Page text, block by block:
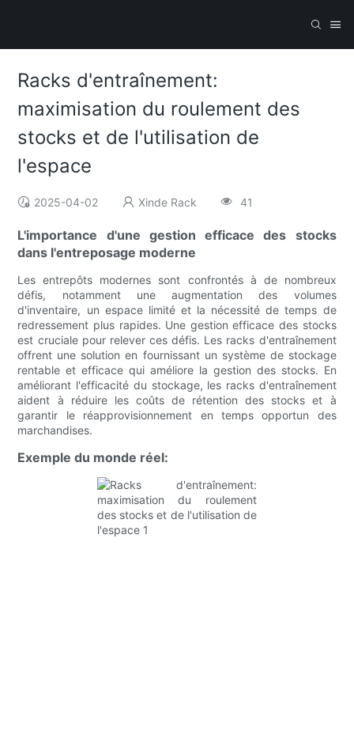
Racks d'entraînement:
maximisation du roulement des
stocks et de l'utilisation de
l'espace
2025-04-02 Xinde Rack 41
L'importance d'une gestion efficace des stocks
dans l'entreposage moderne
Les entrepôts modernes sont confrontés à de nombreux
défis, notamment une augmentation des volumes
d'inventaire, un espace limité et la nécessité de temps de
redressement plus rapides. Une gestion efficace des stocks
est cruciale pour relever ces défis. Les racks d'entraînement
offrent une solution en fournissant un système de stockage
rentable et efficace qui améliore la gestion des stocks. En
améliorant l'efficacité du stockage, les racks d'entraînement
aident à réduire les coûts de rétention des stocks et à
garantir le réapprovisionnement en temps opportun des
marchandises.
Exemple du monde réel: